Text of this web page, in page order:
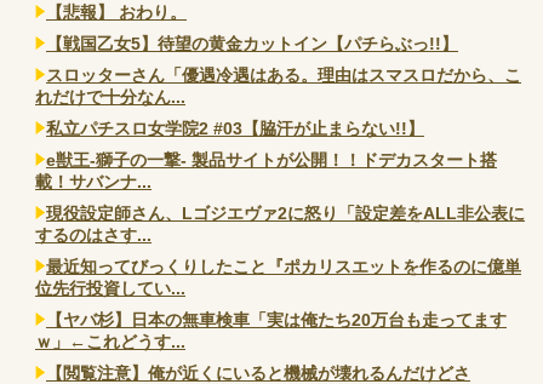
【悲報】 おわり。
【戦国乙女5】待望の黄金カットイン【パチらぶっ!!】
スロッターさん「優遇冷遇はある。理由はスマスロだから、こ
れだけで十分なん...
私立パチスロ女学院2 #03【脇汗が止まらない!!】
e獣王-獅子の一撃- 製品サイトが公開！！ドデカスタート搭
載！サバンナ...
現役設定師さん、Lゴジエヴァ2に怒り「設定差をALL非公表に
するのはさす...
最近知ってびっくりしたこと『ポカリスエットを作るのに億単
位先行投資してい...
【ヤバ杉】日本の無車検車「実は俺たち20万台も走ってます
ｗ」←これどうす...
【閲覧注意】俺が近くにいると機械が壊れるんだけどさ